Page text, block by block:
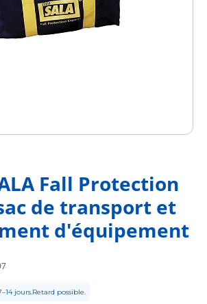
Fall Protection
de transport et
d'équipement
jours.Retard possible.